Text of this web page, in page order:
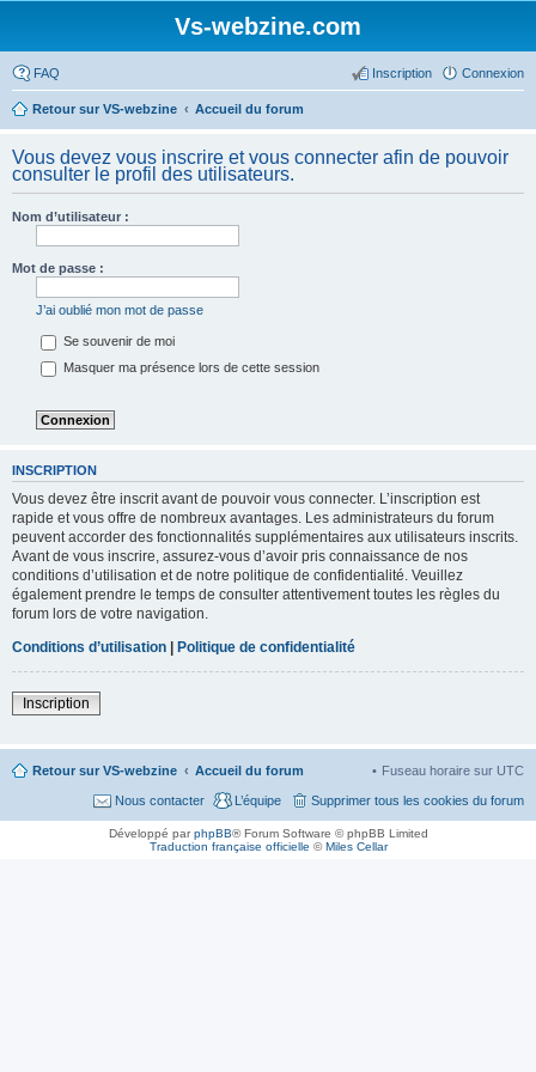
Vs-webzine.com
FAQ Connexion
Inscription
Retour sur VS-webzine Accueil du forum
Vous devez vous inscrire et vous connecter afin de pouvoir
consulter le profil des utilisateurs.
Nom d’utilisateur :
Mot de passe :
J’ai oublié mon mot de passe
Se souvenir de moi
Masquer ma présence lors de cette session
INSCRIPTION
Vous devez être inscrit avant de pouvoir vous connecter. L’inscription est
rapide et vous offre de nombreux avantages. Les administrateurs du forum
peuvent accorder des fonctionnalités supplémentaires aux utilisateurs inscrits.
Avant de vous inscrire, assurez-vous d’avoir pris connaissance de nos
conditions d’utilisation et de notre politique de confidentialité. Veuillez
également prendre le temps de consulter attentivement toutes les règles du
forum lors de votre navigation.
Conditions d’utilisation | Politique de confidentialité
Inscription
Retour sur VS-webzine Accueil du forum Fuseau horaire sur UTC
Supprimer tous les cookies du forum
L’équipe
Nous contacter
Développé parphpBB® Forum Software © phpBB Limited
Traduction française officielle ©Miles Cellar